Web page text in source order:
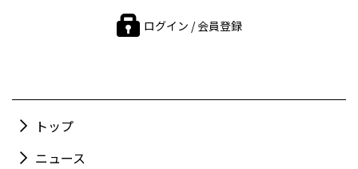
ログイン / 会員登録
トップ
ニュース